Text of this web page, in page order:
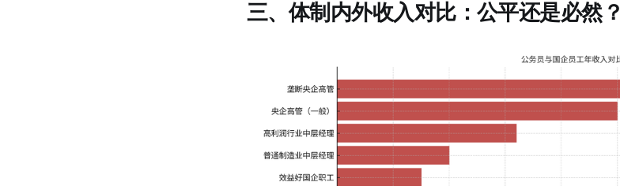
三、体制内外收入对比：公平还是必然？